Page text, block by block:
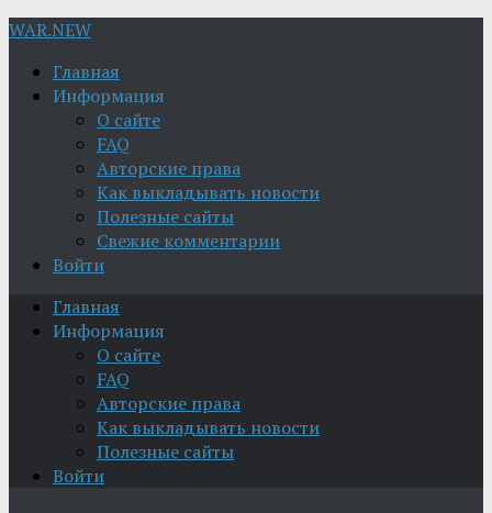
WAR.NEW
Главная
Информация
О сайте
FAQ
Авторские права
Как выкладывать новости
Полезные сайты
Свежие комментарии
Войти
Главная
Информация
О сайте
FAQ
Авторские права
Как выкладывать новости
Полезные сайты
Войти